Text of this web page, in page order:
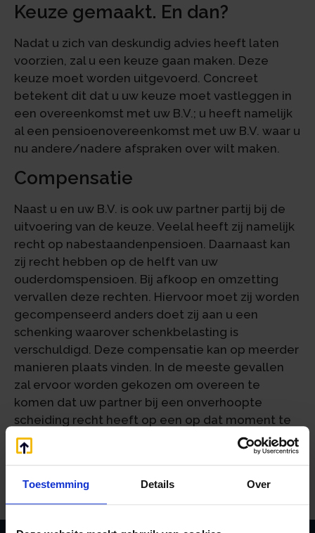
Toestemming Details Over
Keuze gemaakt. En dan?
Nadat u zich van deskundig advies heeft laten
voorzien, zal u een keuze gaan maken. Deze
keuze moet worden uitgevoerd. Concreet
betekent dit dat u uw keuze moet vastleggen in
een overeenkomst met uw B.V.; u heeft namelijk
al een pensioenovereenkomst met uw B.V. waar u
nu andere/nadere afspraken over wilt maken.
Compensatie
Naast u en uw B.V. is ook uw partner partij bij de
uitvoering van de keuze. Veelal heeft zij namelijk
recht op nabestaandenpensioen. Daarnaast kan
zij recht hebben op de helft van uw
ouderdomspensioen. Bij afkoop en omzetting
vervallen deze rechten. Hiervoor moet zij worden
gecompenseerd anders doet zij aan u een
schenking waarover schenkbelasting is
verschuldigd. Deze compensatie kan op meerder
manieren plaats vinden. In de meeste gevallen
zal ervoor worden gekozen om overeen te
komen dat uw partner bij een onverhoopte
scheiding recht heeft op een op dat moment te
berekenen financiële compensatie. Het is
raadzaam deze afspraak notarieel vast te leggen.